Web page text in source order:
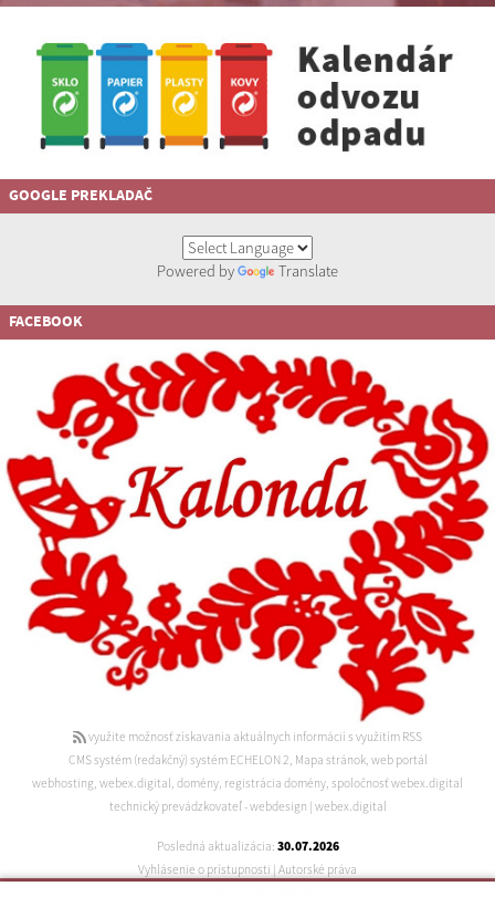
GOOGLE PREKLADAČ
Powered by Translate
FACEBOOK
využite možnosť získavania aktuálnych informácií s využitím RSS
CMS systém (redakčný) systém ECHELON 2, Mapa stránok, web portál
webhosting, webex.digital , domény, registrácia domény, spoločnosť webex.digital
technický prevádzkovateľ-webdesign webex.digital
Posledná aktualizácia: 30.07.2026
Vyhlásenie o prístupnosti | Autorské práva